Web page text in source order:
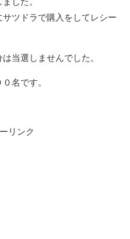
ツドラで購入をしてレシー
当選しませんでした。
名です。
リンク